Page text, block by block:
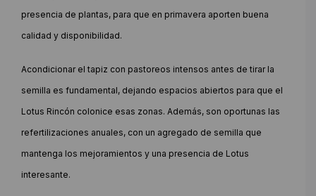
presencia de plantas, para que en primavera aporten buena
calidad y disponibilidad.
Acondicionar el tapiz con pastoreos intensos antes de tirar la
semilla es fundamental, dejando espacios abiertos para que el
Lotus Rincón colonice esas zonas. Además, son oportunas las
refertilizaciones anuales, con un agregado de semilla que
mantenga los mejoramientos y una presencia de Lotus
interesante.